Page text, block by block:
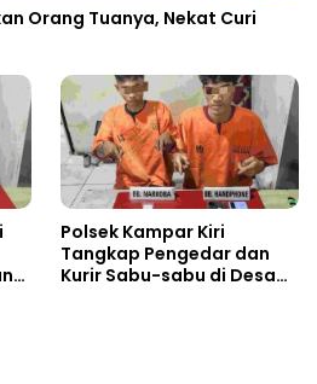
Orang Tuanya, Nekat Curi
Polsek Kampar Kiri
Tangkap Pengedar dan
Kurir Sabu-sabu di Desa